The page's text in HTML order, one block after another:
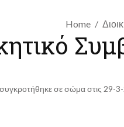
Home
σε σώμα στις 29-